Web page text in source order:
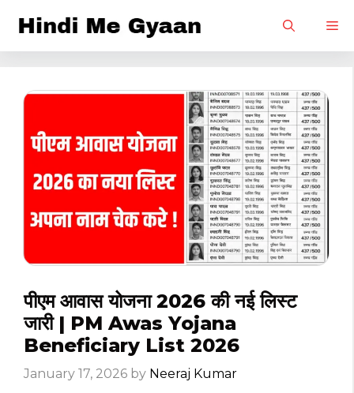
पीएम आवास योजना 2026 की नई लिस्ट
जारी | PM Awas Yojana
Beneficiary List 2026
January 17, 2026 by Neeraj Kumar